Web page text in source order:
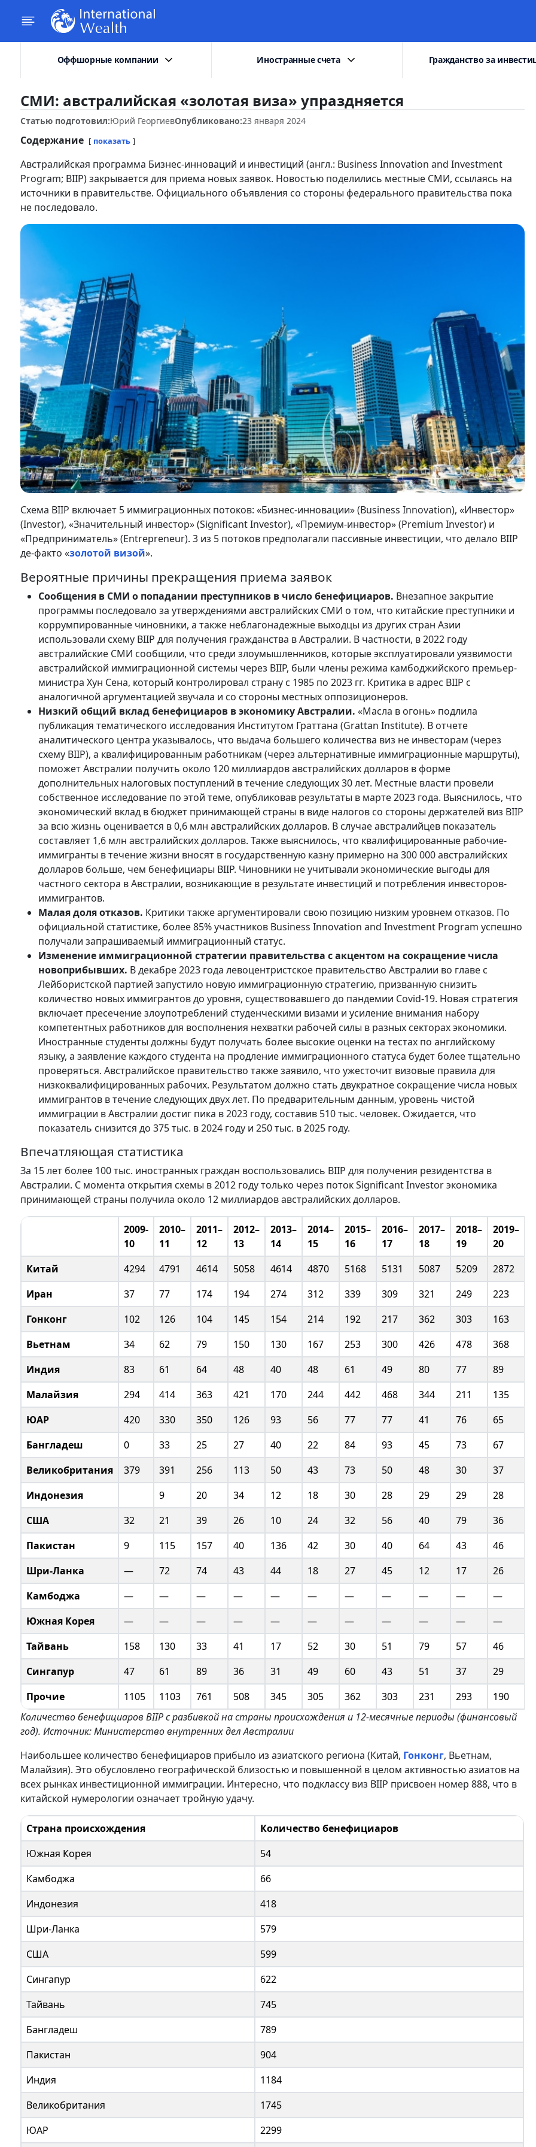
Оффшорные компании Иностранные счета Гражданство за
СМИ: австралийская «золотая виза» упраздняется
Статью подготовил:Юрий ГеоргиевОпубликовано:23 января 2024
Содержание показать
Австралийская программа Бизнес-инноваций и инвестиций (англ.: Business Innovation and Investment
Program; BIIP) закрывается для приема новых заявок. Новостью поделились местные СМИ, ссылаясь на
источники в правительстве. Официального объявления со стороны федерального правительства пока
не последовало.
Схема BIIP включает 5 иммиграционных потоков: «Бизнес-инновации» (Business Innovation), «Инвестор»
(Investor), «Значительный инвестор» (Significant Investor), «Премиум-инвестор» (Premium Investor) и
«Предприниматель» (Entrepreneur). 3 из 5 потоков предполагали пассивные инвестиции, что делало BIIP
де-факто «золотой визой».
Вероятные причины прекращения приема заявок
Сообщения в СМИ о попадании преступников в число бенефициаров. Внезапное закрытие
программы последовало за утверждениями австралийских СМИ о том, что китайские преступники и
коррумпированные чиновники, а также неблагонадежные выходцы из других стран Азии
использовали схему BIIP для получения гражданства в Австралии. В частности, в 2022 году
австралийские СМИ сообщили, что среди злоумышленников, которые эксплуатировали уязвимости
австралийской иммиграционной системы через BIIP, были члены режима камбоджийского премьер-
министра Хун Сена, который контролировал страну с 1985 по 2023 гг. Критика в адрес BIIP с
аналогичной аргументацией звучала и со стороны местных оппозиционеров.
Низкий общий вклад бенефициаров в экономику Австралии. «Масла в огонь» подлила
публикация тематического исследования Институтом Граттана (Grattan Institute). В отчете
аналитического центра указывалось, что выдача большего количества виз не инвесторам (через
схему BIIP), а квалифицированным работникам (через альтернативные иммиграционные маршруты),
поможет Австралии получить около 120 миллиардов австралийских долларов в форме
дополнительных налоговых поступлений в течение следующих 30 лет. Местные власти провели
собственное исследование по этой теме, опубликовав результаты в марте 2023 года. Выяснилось, что
экономический вклад в бюджет принимающей страны в виде налогов со стороны держателей виз BIIP
за всю жизнь оценивается в 0,6 млн австралийских долларов. В случае австралийцев показатель
составляет 1,6 млн австралийских долларов. Также выяснилось, что квалифицированные рабочие-
иммигранты в течение жизни вносят в государственную казну примерно на 300 000 австралийских
долларов больше, чем бенефициары BIIP. Чиновники не учитывали экономические выгоды для
частного сектора в Австралии, возникающие в результате инвестиций и потребления инвесторов-
иммигрантов.
Малая доля отказов. Критики также аргументировали свою позицию низким уровнем отказов. По
официальной статистике, более 85% участников Business Innovation and Investment Program успешно
получали запрашиваемый иммиграционный статус.
Изменение иммиграционной стратегии правительства с акцентом на сокращение числа
новоприбывших. В декабре 2023 года левоцентристское правительство Австралии во главе с
Лейбористской партией запустило новую иммиграционную стратегию, призванную снизить
количество новых иммигрантов до уровня, существовавшего до пандемии Covid-19. Новая стратегия
включает пресечение злоупотреблений студенческими визами и усиление внимания набору
компетентных работников для восполнения нехватки рабочей силы в разных секторах экономики.
Иностранные студенты должны будут получать более высокие оценки на тестах по английскому
языку, а заявление каждого студента на продление иммиграционного статуса будет более тщательно
проверяться. Австралийское правительство также заявило, что ужесточит визовые правила для
низкоквалифицированных рабочих. Результатом должно стать двукратное сокращение числа новых
иммигрантов в течение следующих двух лет. По предварительным данным, уровень чистой
иммиграции в Австралии достиг пика в 2023 году, составив 510 тыс. человек. Ожидается, что
показатель снизится до 375 тыс. в 2024 году и 250 тыс. в 2025 году.
Впечатляющая статистика
За 15 лет более 100 тыс. иностранных граждан воспользовались BIIP для получения резидентства в
Австралии. С момента открытия схемы в 2012 году только через поток Significant Investor экономика
принимающей страны получила около 12 миллиардов австралийских долларов.
2009-
10
2010–
11
2011–
12
2012–
13
2013–
14
2014–
15
2015–
16
2016–
17
2017–
18
2018–
19
2019–
20
Китай
4294 4791 4614 5058 4614 4870 5168 5131 5087 5209 2872
Иран
37 77 174 194 274 312 339 309 321 249 223
Гонконг
102 126 104 145 154 214 192 217 362 303 163
Вьетнам
34 62 79 150 130 167 253 300 426 478 368
Индия
83 61 64 48 40 48 61 49 80 77 89
Малайзия
294 414 363 421 170 244 442 468 344 211 135
ЮАР
420 330 350 126 93 56 77 77 41 76 65
Бангладеш
0 33 25 27 40 22 84 93 45 73 67
Великобритания
379 391 256 113 50 43 73 50 48 30 37
Индонезия
9 20 34 12 18 30 28 29 29 28
США
32 21 39 26 10 24 32 56 40 79 36
Пакистан
9 115 157 40 136 42 30 40 64 43 46
Шри-Ланка
— 72 74 43 44 18 27 45 12 17 26
Камбоджа
— — — — — — — — — — —
Южная Корея
— — — — — — — — — — —
Тайвань
158 130 33 41 17 52 30 51 79 57 46
Сингапур
47 61 89 36 31 49 60 43 51 37 29
Прочие
1105 1103 761 508 345 305 362 303 231 293 190
Количество бенефициаров BIIP с разбивкой на страны происхождения и 12-месячные периоды (финансовый
год). Источник: Министерство внутренних дел Австралии
Наибольшее количество бенефициаров прибыло из азиатского региона (Китай, Гонконг, Вьетнам,
Малайзия). Это обусловлено географической близостью и повышенной в целом активностью азиатов на
всех рынках инвестиционной иммиграции. Интересно, что подклассу виз BIIP присвоен номер 888, что в
китайской нумерологии означает тройную удачу.
Страна происхождения
Количество бенефициаров
Южная Корея
54
Камбоджа
66
Индонезия
418
Шри-Ланка
579
США
599
Сингапур
622
Тайвань
745
Бангладеш
789
Пакистан
904
Индия
1184
Великобритания
1745
ЮАР
2299